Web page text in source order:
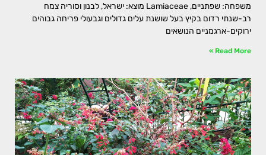
משפחה: שפתניים, Lamiaceae מוצא: ישראל, לבנון וסוריה צמח
רב-שנתי רדום בקיץ בעל שושנת עלים גדולים וגבעולי פריחה גבוהים
ירוקים-ארגמניים הנושאים
Read More »